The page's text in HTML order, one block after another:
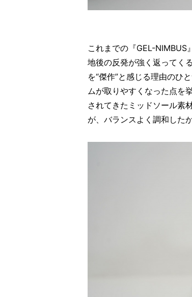
これまでの『GEL-NIMBUS
地後の反発が強く返ってく
を“傑作”と感じる理由のひ
ムが取りやすくなった点を
されてきたミッドソール素
が、バランスよく調和した